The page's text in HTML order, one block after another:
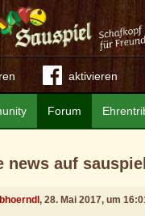
aktivieren
Forum
news auf
, 28. Mai 2017, um